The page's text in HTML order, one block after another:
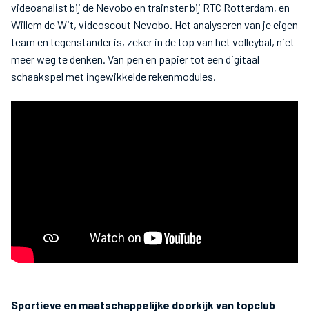
videoanalist bij de Nevobo en trainster bij RTC Rotterdam, en
Willem de Wit, videoscout Nevobo. Het analyseren van je eigen
team en tegenstander is, zeker in de top van het volleybal, niet
meer weg te denken. Van pen en papier tot een digitaal
schaakspel met ingewikkelde rekenmodules.
Sportieve en maatschappelijke doorkijk van topclub